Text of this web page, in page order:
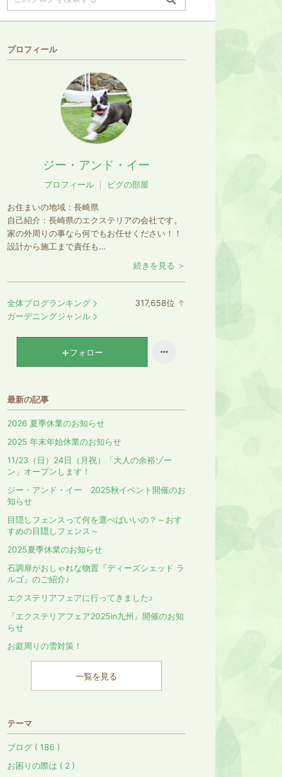
プロフィール
ジー・アンド・イー
プロフィール ピグの部屋
お住まいの地域： 長崎県
自己紹介： 長崎県のエクステリアの会社です。
家の外周りの事なら何でもお任せください！！
設計から施工まで責任も...
続きを見る ＞
全体ブログランキング 317,658位 ↑
ガーデニングジャンル
フォロー
最新の記事
2026 夏季休業のお知らせ
2025 年末年始休業のお知らせ
11/23（日）24日（月祝）「大人の余裕ゾー
ン」オープンします！
ジー・アンド・イー 2025秋イベント開催のお
知らせ
目隠しフェンスって何を選べばいいの？～おす
すめの目隠しフェンス～
2025夏季休業のお知らせ
石調扉がおしゃれな物置『ディーズシェッド ラ
ルゴ』のご紹介♪
エクステリアフェアに行ってきました♪
『エクステリアフェア2025in九州』開催のお知
らせ
お庭周りの雪対策！
一覧を見る
テーマ
ブログ ( 186 )
お困りの際は ( 2 )